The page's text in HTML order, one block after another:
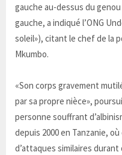
gauche au-dessus du
gauche, a indiqué l’ONG
soleil»), citant le chef de la
Mkumbo.
«Son corps gravement
par sa propre nièce»,
personne souffrant
depuis 2000 en Tanzanie,
d’attaques similaires